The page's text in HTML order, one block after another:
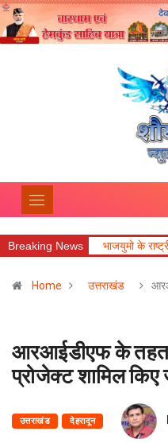
Breaking News
भाजयुमो के राष्ट्रीय अध्यक्ष तेजस्वी
Home उत्तराखंड
आरआईडीएफ के
प्रोजेक्ट शामिल
उत्तराखंड देहरादून